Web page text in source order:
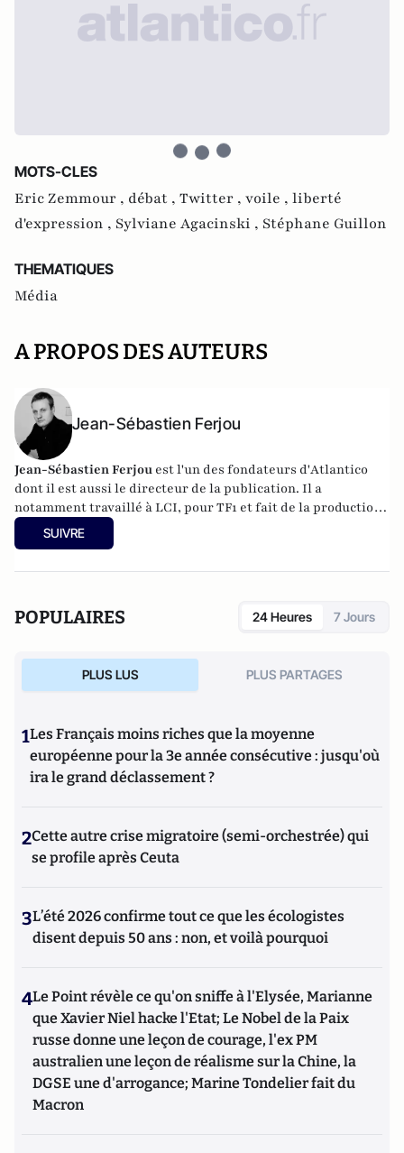
MOTS-CLES
Eric Zemmour , débat , Twitter , voile , liberté
d'expression , Sylviane Agacinski , Stéphane Guillon
THEMATIQUES
Média
A PROPOS DES AUTEURS
Jean-Sébastien Ferjou
Jean-Sébastien Ferjou est l'un des fondateurs d'Atlantico
dont il est aussi le directeur de la publication. Il a
notamment travaillé à LCI, pour TF1 et fait de la production
télévisuelle.
SUIVRE
POPULAIRES 24 Heures 7 Jours
PLUS LUS PLUS PARTAGES
1Les Français moins riches que la moyenne
européenne pour la 3e année consécutive : jusqu'où
ira le grand déclassement ?
2Cette autre crise migratoire (semi-orchestrée) qui
se profile après Ceuta
3L’été 2026 confirme tout ce que les écologistes
disent depuis 50 ans : non, et voilà pourquoi
4Le Point révèle ce qu'on sniffe à l'Elysée, Marianne
que Xavier Niel hacke l'Etat; Le Nobel de la Paix
russe donne une leçon de courage, l'ex PM
australien une leçon de réalisme sur la Chine, la
DGSE une d'arrogance; Marine Tondelier fait du
Macron